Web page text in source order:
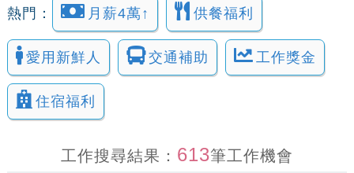
熱門： 月薪4萬↑ 供餐福利
愛用新鮮人 交通補助 工作獎金
住宿福利
工作搜尋結果： 613筆工作機會